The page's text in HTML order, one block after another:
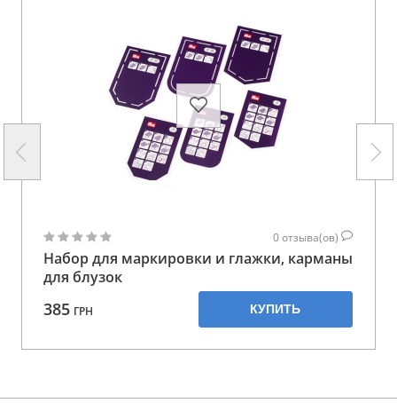
0отзыва(ов)
Набор для маркировки и глажки, карманы
для блузок
385 ГРН КУПИТЬ